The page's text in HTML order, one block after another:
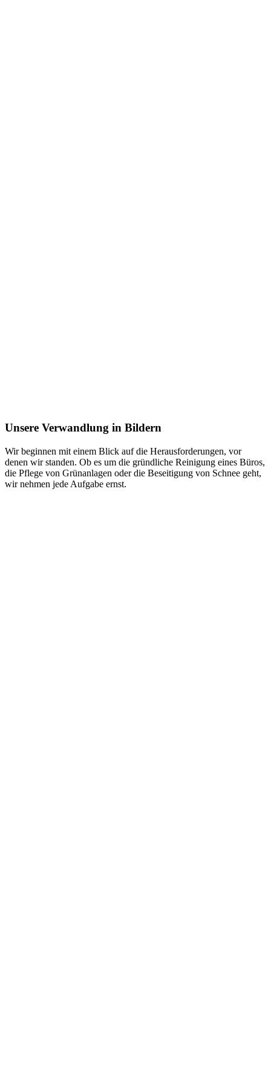
Unsere Verwandlung in Bildern
Wir beginnen mit einem Blick auf die Herausforderungen, vor
denen wir standen. Ob es um die gründliche Reinigung eines Büros,
die Pflege von Grünanlagen oder die Beseitigung von Schnee geht,
wir nehmen jede Aufgabe ernst.